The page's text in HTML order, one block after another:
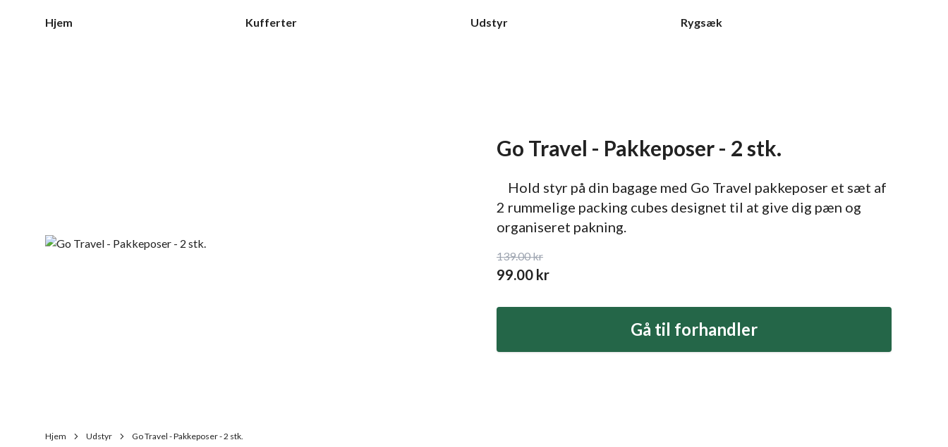
Hjem Kufferter Udstyr Rygsæk
Go Travel - Pakkeposer - 2 stk.
Hold styr på din bagage med Go Travel pakkeposer et sæt af
2 rummelige packing cubes designet til at give dig pæn og
organiseret pakning.
139.00kr
99.00 kr
Gå til forhandler
Hjem Udstyr Go Travel - Pakkeposer - 2 stk.